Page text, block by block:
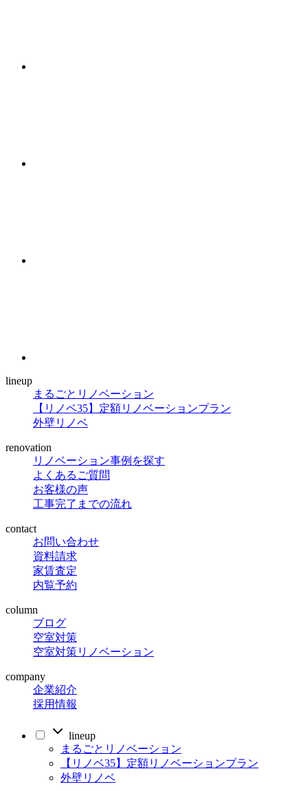
lineup
まるごとリノベーション
【リノベ35】定額リノベーションプラン
外壁リノベ
renovation
リノベーション事例を探す
よくあるご質問
お客様の声
工事完了までの流れ
contact
お問い合わせ
資料請求
家賃査定
内覧予約
column
ブログ
空室対策
空室対策リノベーション
company
企業紹介
採用情報
lineup
まるごとリノベーション
【リノベ35】定額リノベーションプラン
外壁リノベ